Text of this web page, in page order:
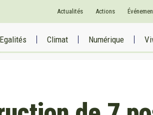
Actualités Actions
Egalités Climat Numérique